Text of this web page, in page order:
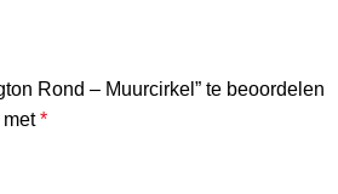
Rond – Muurcirkel” te beoordelen
met*